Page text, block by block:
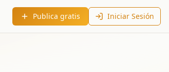
Publica gratis Iniciar Sesión